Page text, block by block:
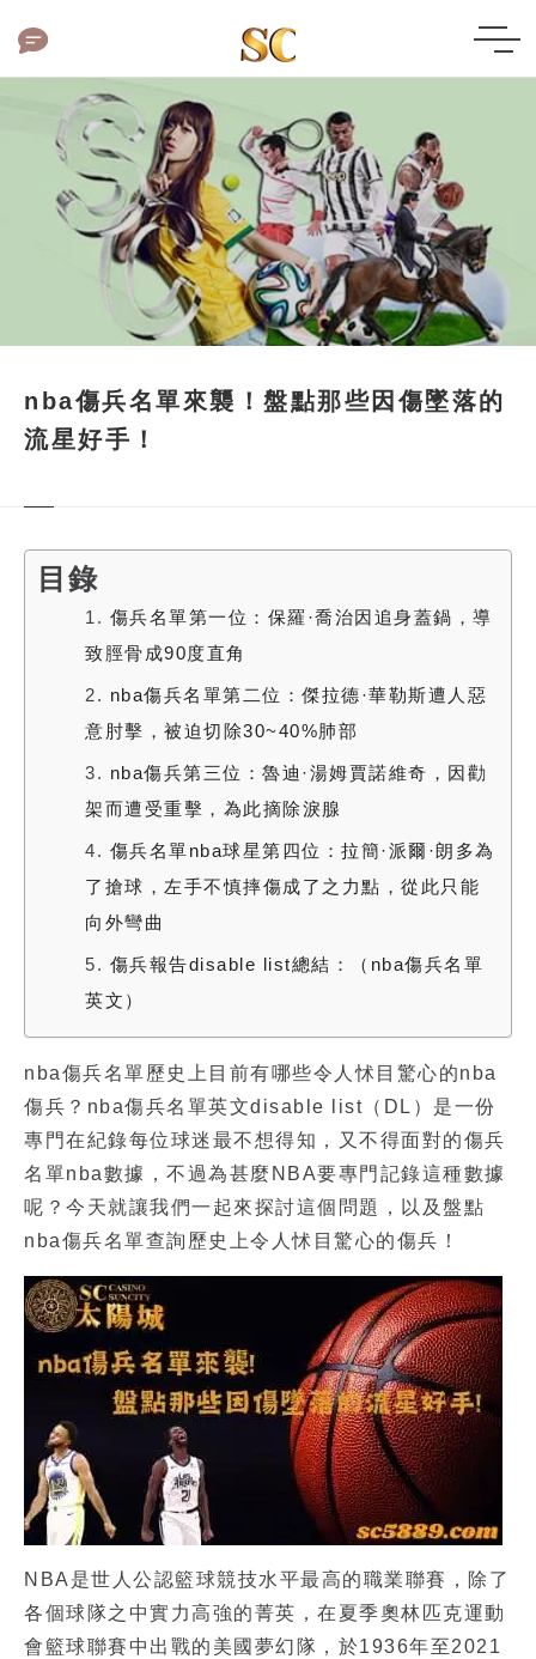
nba傷兵名單來襲！盤點那些因傷墜落的
流星好手！
目錄
1. 傷兵名單第一位：保羅·喬治因追身蓋鍋，導
致脛骨成90度直角
2. nba傷兵名單第二位：傑拉德·華勒斯遭人惡
意肘擊，被迫切除30~40%肺部
3. nba傷兵第三位：魯迪·湯姆賈諾維奇，因勸
架而遭受重擊，為此摘除淚腺
4. 傷兵名單nba球星第四位：拉簡·派爾·朗多為
了搶球，左手不慎摔傷成了之力點，從此只能
向外彎曲
5. 傷兵報告disable list總結：（nba傷兵名單
英文）
nba傷兵名單歷史上目前有哪些令人怵目驚心的nba
傷兵 ？ nba傷兵名單英文disable list（DL）是一份
專門在紀錄每位球迷最不想得知，又不得面對的傷兵
名單nba數據，不過為甚麼NBA要專門記錄這種數據
呢？今天就讓我們一起來探討這個問題，以及盤點
nba傷兵名單查詢 歷史上令人怵目驚心的傷兵！
NBA是世人公認籃球競技水平最高的職業聯賽，除了
各個球隊之中實力高強的菁英，在夏季奧林匹克運動
會籃球聯賽中出戰的美國夢幻隊，於1936年至2021